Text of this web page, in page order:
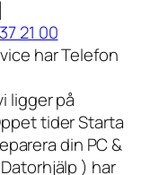
21 00
har Telefon
ligger på
tider Starta
din PC &
) har